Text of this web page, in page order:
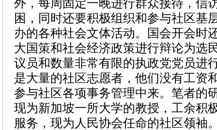
外，每周固定一晚进行群众接待，信
困，同时还要积极组织和参与社区基
办的各种社会文体活动。国会开会时
大国策和社会经济政策进行辩论为选
议员和数量非常有限的执政党党员进
是大量的社区志愿者，他们没有工资
参与社区各项事务管理中来。笔者的
现为新加坡一所大学的教授，工余积
服务，现为人民协会任命的社区领袖